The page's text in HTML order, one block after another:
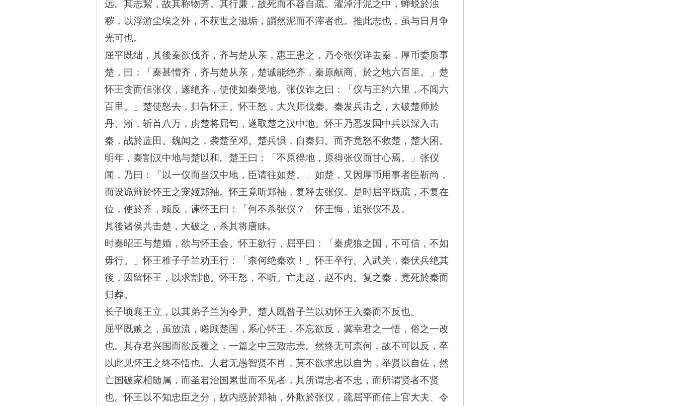
远。其志絜，故其称物芳。其行廉，故死而不容自疏。濯淖汙泥之中，蝉蜕於浊
秽，以浮游尘埃之外，不获世之滋垢，皭然泥而不滓者也。推此志也，虽与日月争
光可也。
屈平既绌，其後秦欲伐齐，齐与楚从亲，惠王患之，乃令张仪详去秦，厚币委质事
楚，曰：「秦甚憎齐，齐与楚从亲，楚诚能绝齐，秦原献商、於之地六百里。」楚
怀王贪而信张仪，遂绝齐，使使如秦受地。张仪诈之曰：「仪与王约六里，不闻六
百里。」楚使怒去，归告怀王。怀王怒，大兴师伐秦。秦发兵击之，大破楚师於
丹、淅，斩首八万，虏楚将屈匄，遂取楚之汉中地。怀王乃悉发国中兵以深入击
秦，战於蓝田。魏闻之，袭楚至邓。楚兵惧，自秦归。而齐竟怒不救楚，楚大困。
明年，秦割汉中地与楚以和。楚王曰：「不原得地，原得张仪而甘心焉。」张仪
闻，乃曰：「以一仪而当汉中地，臣请往如楚。」如楚，又因厚币用事者臣靳尚，
而设诡辩於怀王之宠姬郑袖。怀王竟听郑袖，复释去张仪。是时屈平既疏，不复在
位，使於齐，顾反，谏怀王曰：「何不杀张仪？」怀王悔，追张仪不及。
其後诸侯共击楚，大破之，杀其将唐眛。
时秦昭王与楚婚，欲与怀王会。怀王欲行，屈平曰：「秦虎狼之国，不可信，不如
毋行。」怀王稚子子兰劝王行：「柰何绝秦欢！」怀王卒行。入武关，秦伏兵绝其
後，因留怀王，以求割地。怀王怒，不听。亡走赵，赵不内。复之秦，竟死於秦而
归葬。
长子顷襄王立，以其弟子兰为令尹。楚人既咎子兰以劝怀王入秦而不反也。
屈平既嫉之，虽放流，睠顾楚国，系心怀王，不忘欲反，冀幸君之一悟，俗之一改
也。其存君兴国而欲反覆之，一篇之中三致志焉。然终无可柰何，故不可以反，卒
以此见怀王之终不悟也。人君无愚智贤不肖，莫不欲求忠以自为，举贤以自佐，然
亡国破家相随属，而圣君治国累世而不见者，其所谓忠者不忠，而所谓贤者不贤
也。怀王以不知忠臣之分，故内惑於郑袖，外欺於张仪，疏屈平而信上官大夫、令